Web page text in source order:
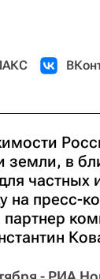
земли, в
частных
на пресс-